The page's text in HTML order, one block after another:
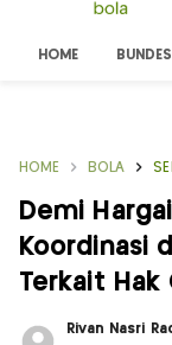
HOME
HOME BOLA
Demi
Koordinasi
Terkait Hak
Rivan Nasri